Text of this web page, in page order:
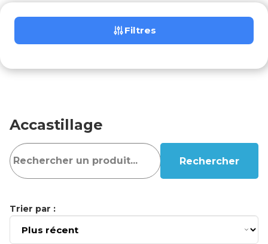
Filtres
Accastillage
Rechercher
Trier par :